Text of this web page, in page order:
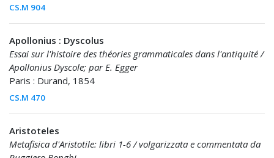
CS.M 904
Apollonius : Dyscolus
Essai sur l'histoire des théories grammaticales dans l'antiquité /
Apollonius Dyscole; par E. Egger
Paris : Durand, 1854
CS.M 470
Aristoteles
Metafisica d'Aristotile: libri 1-6 / volgarizzata e commentata da